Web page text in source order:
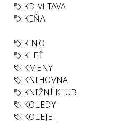
KD VLTAVA
KEŇA
KINO
KLEŤ
KMENY
KNIHOVNA
KNIŽNÍ KLUB
KOLEDY
KOLEJE